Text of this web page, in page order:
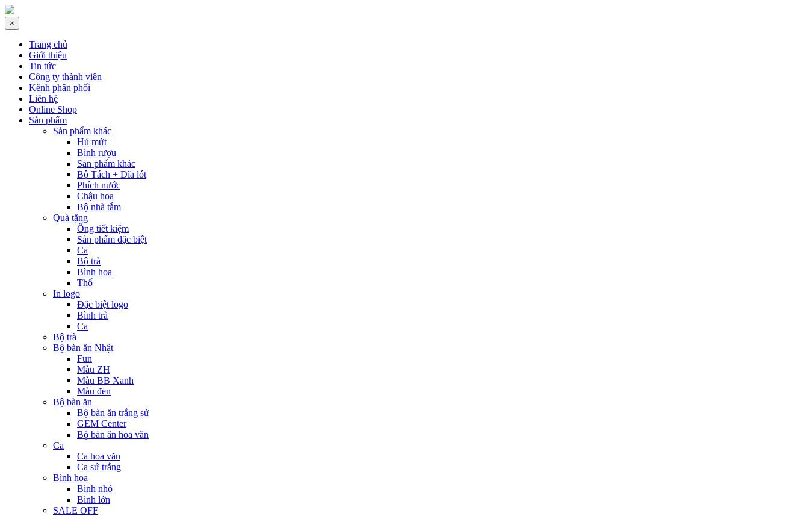
×
Trang chủ
Giới thiệu
Tin tức
Công ty thành viên
Kênh phân phối
Liên hệ
Online Shop
Sản phẩm
Sản phẩm khác
Hủ mứt
Bình rượu
Sản phẩm khác
Bộ Tách + Dĩa lót
Phích nước
Chậu hoa
Bộ nhà tắm
Quà tặng
Ống tiết kiệm
Sản phẩm đặc biệt
Ca
Bộ trà
Bình hoa
Thố
In logo
Đặc biệt logo
Bình trà
Ca
Bộ trà
Bộ bàn ăn Nhật
Fun
Màu ZH
Màu BB Xanh
Màu đen
Bộ bàn ăn
Bộ bàn ăn trắng sứ
GEM Center
Bộ bàn ăn hoa văn
Ca
Ca hoa văn
Ca sứ trắng
Bình hoa
Bình nhỏ
Bình lớn
SALE OFF